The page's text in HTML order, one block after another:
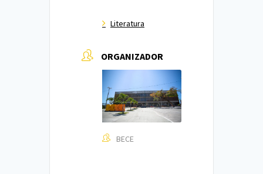
Literatura
ORGANIZADOR
BECE